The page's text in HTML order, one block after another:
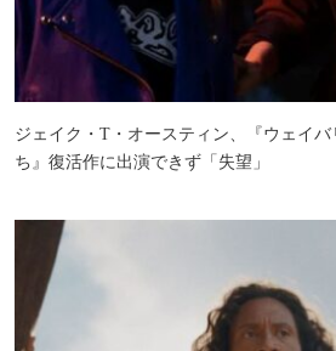
ジェイク・T・オースティン、『ウェイ
ち』復活作に出演できず「失望」